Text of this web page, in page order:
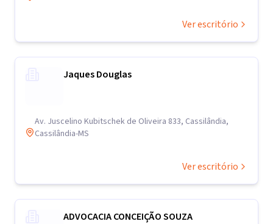
Ver escritório
Jaques Douglas
Av. Juscelino Kubitschek de Oliveira 833, Cassilândia,
Cassilândia-MS
Ver escritório
ADVOCACIA CONCEIÇÃO SOUZA